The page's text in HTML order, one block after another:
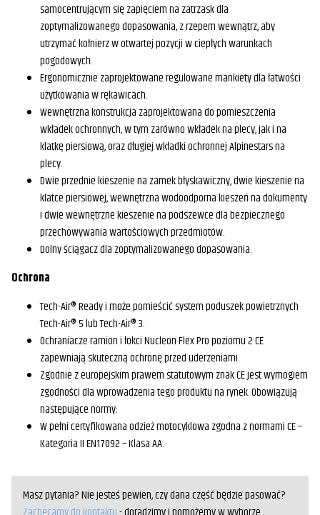
samocentrującym się zapięciem na zatrzask dla
zoptymalizowanego dopasowania, z rzepem wewnątrz, aby
utrzymać kołnierz w otwartej pozycji w ciepłych warunkach
pogodowych.
Ergonomicznie zaprojektowane regulowane mankiety dla łatwości
użytkowania w rękawicach.
Wewnętrzna konstrukcja zaprojektowana do pomieszczenia
wkładek ochronnych, w tym zarówno wkładek na plecy, jak i na
klatkę piersiową, oraz długiej wkładki ochronnej Alpinestars na
plecy.
Dwie przednie kieszenie na zamek błyskawiczny, dwie kieszenie na
klatce piersiowej, wewnętrzna wodoodporna kieszeń na dokumenty
i dwie wewnętrzne kieszenie na podszewce dla bezpiecznego
przechowywania wartościowych przedmiotów.
Dolny ściągacz dla zoptymalizowanego dopasowania.
Ochrona
Tech-Air® Ready i może pomieścić system poduszek powietrznych
Tech-Air® 5 lub Tech-Air® 3.
Ochraniacze ramion i łokci Nucleon Flex Pro poziomu 2 CE
zapewniają skuteczną ochronę przed uderzeniami.
Zgodnie z europejskim prawem statutowym znak CE jest wymogiem
zgodności dla wprowadzenia tego produktu na rynek. Obowiązują
następujące normy:
W pełni certyfikowana odzież motocyklowa zgodna z normami CE –
Kategoria II EN17092 – Klasa AA.
Masz pytania? Nie jesteś pewien, czy dana część będzie pasować?